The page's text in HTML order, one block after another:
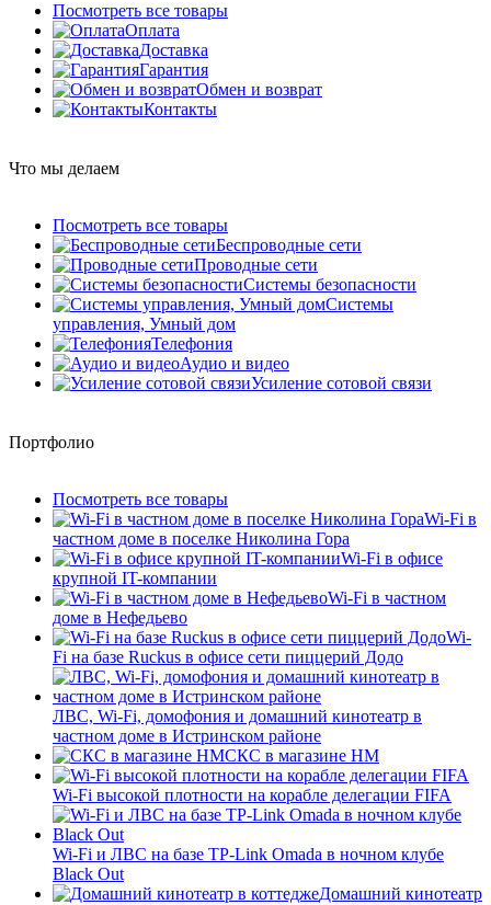
Посмотреть все товары
Оплата
Доставка
Гарантия
Обмен и возврат
Контакты
Что мы делаем
Посмотреть все товары
Беспроводные сети
Проводные сети
Системы безопасности
Системы
управления, Умный дом
Телефония
Аудио и видео
Усиление сотовой связи
Портфолио
Посмотреть все товары
Wi-Fi в
частном доме в поселке Николина Гора
Wi-Fi в офисе
крупной IT-компании
Wi-Fi в частном
доме в Нефедьево
Wi-
Fi на базе Ruckus в офисе сети пиццерий Додо
ЛВС, Wi-Fi, домофония и домашний кинотеатр в
частном доме в Истринском районе
СКС в магазине HM
Wi-Fi высокой плотности на корабле делегации FIFA
Wi-Fi и ЛВС на базе TP-Link Omada в ночном клубе
Black Out
Домашний кинотеатр